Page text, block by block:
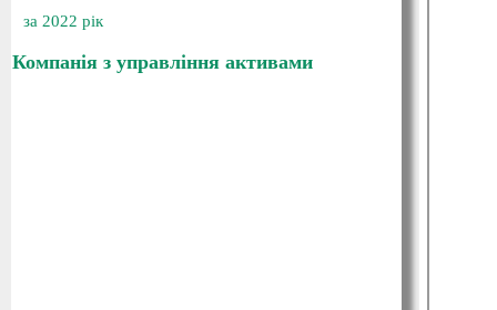
за 2022 рік
Компанія з управління активами